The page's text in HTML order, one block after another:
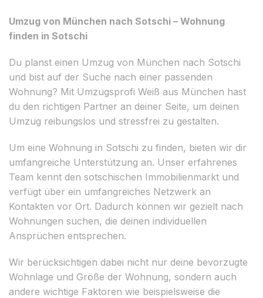
Umzug von München nach Sotschi – Wohnung
finden in Sotschi
Du planst einen Umzug von München nach Sotschi
und bist auf der Suche nach einer passenden
Wohnung? Mit Umzugsprofi Weiß aus München hast
du den richtigen Partner an deiner Seite, um deinen
Umzug reibungslos und stressfrei zu gestalten.
Um eine Wohnung in Sotschi zu finden, bieten wir dir
umfangreiche Unterstützung an. Unser erfahrenes
Team kennt den sotschischen Immobilienmarkt und
verfügt über ein umfangreiches Netzwerk an
Kontakten vor Ort. Dadurch können wir gezielt nach
Wohnungen suchen, die deinen individuellen
Ansprüchen entsprechen.
Wir berücksichtigen dabei nicht nur deine bevorzugte
Wohnlage und Größe der Wohnung, sondern auch
andere wichtige Faktoren wie beispielsweise die